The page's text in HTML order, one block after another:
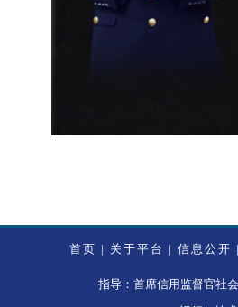
首页 | 关于平台 | 信息公开 |
指导：首席信用监督官社